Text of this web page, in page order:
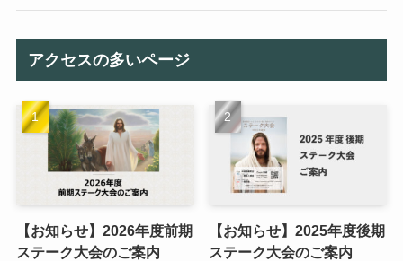
アクセスの多いページ
【お知らせ】2026年度前期
ステーク大会のご案内
【お知らせ】2025年度後期
ステーク大会のご案内